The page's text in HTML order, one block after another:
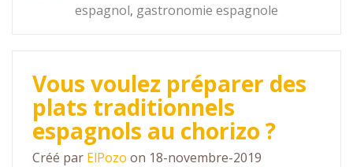
espagnol, gastronomie espagnole
Vous voulez préparer des
plats traditionnels
espagnols au chorizo ?
Créé par ElPozo on 18-novembre-2019